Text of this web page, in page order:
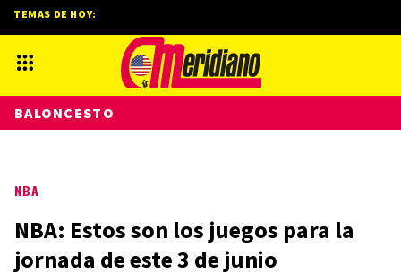
NBA
NBA: Estos son los juegos para la
jornada de este 3 de junio
TEMAS DE HOY:
BALONCESTO